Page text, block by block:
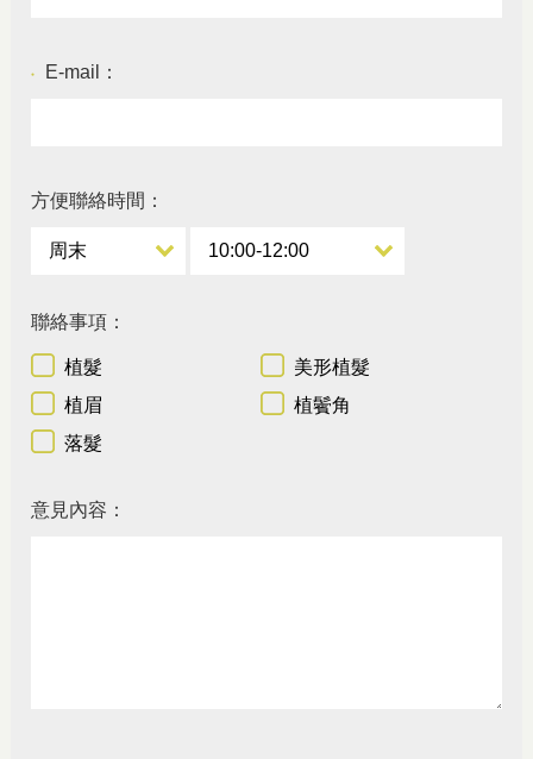
● E-mail：
方便聯絡時間：
聯絡事項：
植髮
美形植髮
植眉
植鬢角
落髮
意見內容：